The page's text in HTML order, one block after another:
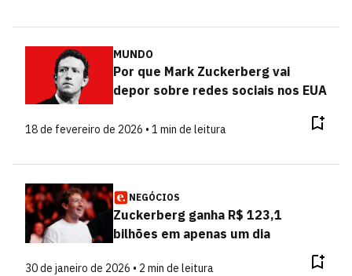
MUNDO
Por que Mark Zuckerberg vai
depor sobre redes sociais nos EUA
18 de fevereiro de 2026 • 1 min de leitura
NEGÓCIOS
Zuckerberg ganha R$ 123,1
bilhões em apenas um dia
30 de janeiro de 2026 • 2 min de leitura